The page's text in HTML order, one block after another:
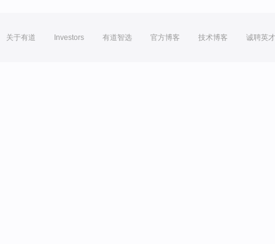
关于有道 Investors 有道智选 官方博客 技术博客 诚聘英才